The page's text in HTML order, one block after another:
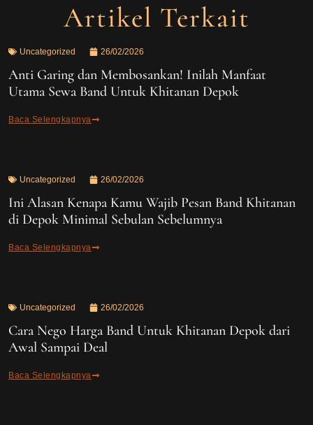
Artikel Terkait
Uncategorized 26/02/2026
Anti Garing dan Membosankan! Inilah Manfaat
Utama Sewa Band Untuk Khitanan Depok
Baca Selengkapnya
Uncategorized 26/02/2026
Ini Alasan Kenapa Kamu Wajib Pesan Band Khitanan
di Depok Minimal Sebulan Sebelumnya
Baca Selengkapnya
Uncategorized 26/02/2026
Cara Nego Harga Band Untuk Khitanan Depok dari
Awal Sampai Deal
Baca Selengkapnya